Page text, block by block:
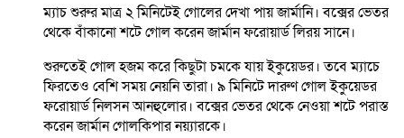
ম্যাচ শুরুর মাত্র ২ মিনিটেই গোলের দেখা পায় জার্মানি। বক্সের ভেতর
থেকে বাঁকানো শটে গোল করেন জার্মান ফরোয়ার্ড লিরয় সানে।
শুরুতেই গোল হজম করে কিছুটা চমকে যায় ইকুয়েডর। তবে ম্যাচে
ফিরতেও বেশি সময় নেয়নি তারা। ৯ মিনিটে দারুণ গোল ইকুয়েডর
ফরোয়ার্ড নিলসন আনহুলোর। বক্সের ভেতর থেকে নেওয়া শটে পরাস্ত
করেন জার্মান গোলকিপার নয়্যারকে।